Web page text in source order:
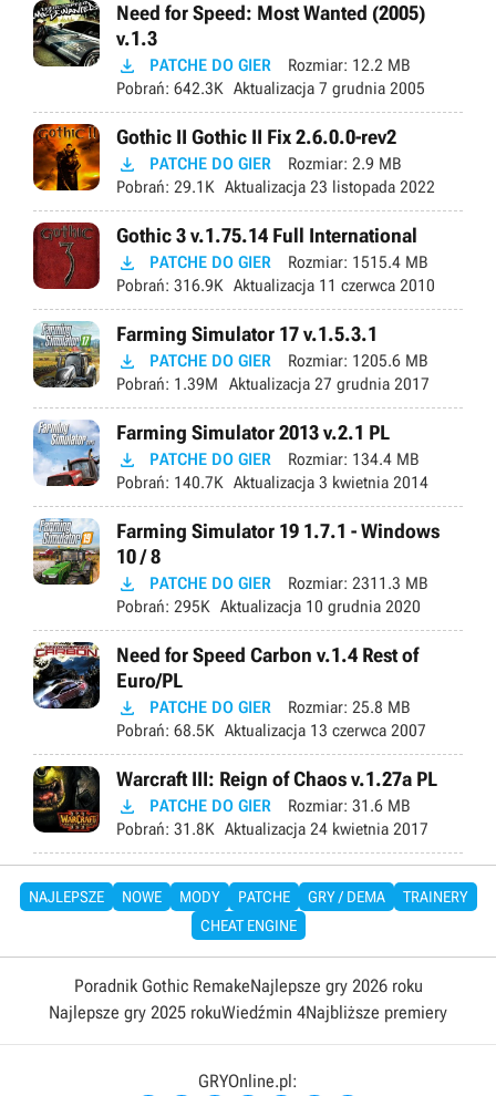
Need for Speed: Most Wanted (2005)
v.1.3
 PATCHE DO GIER Rozmiar: 12.2 MB
Pobrań: 642.3K Aktualizacja 7 grudnia 2005
Gothic II Gothic II Fix 2.6.0.0-rev2
 PATCHE DO GIER Rozmiar: 2.9 MB
Pobrań: 29.1K Aktualizacja 23 listopada 2022
Gothic 3 v.1.75.14 Full International
 PATCHE DO GIER Rozmiar: 1515.4 MB
Pobrań: 316.9K Aktualizacja 11 czerwca 2010
Farming Simulator 17 v.1.5.3.1
 PATCHE DO GIER Rozmiar: 1205.6 MB
Pobrań: 1.39M Aktualizacja 27 grudnia 2017
Farming Simulator 2013 v.2.1 PL
 PATCHE DO GIER Rozmiar: 134.4 MB
Pobrań: 140.7K Aktualizacja 3 kwietnia 2014
Farming Simulator 19 1.7.1 - Windows
10 / 8
 PATCHE DO GIER Rozmiar: 2311.3 MB
Pobrań: 295K Aktualizacja 10 grudnia 2020
Need for Speed Carbon v.1.4 Rest of
Euro/PL
 PATCHE DO GIER Rozmiar: 25.8 MB
Pobrań: 68.5K Aktualizacja 13 czerwca 2007
Warcraft III: Reign of Chaos v.1.27a PL
 PATCHE DO GIER Rozmiar: 31.6 MB
Pobrań: 31.8K Aktualizacja 24 kwietnia 2017
NAJLEPSZE NOWE MODY PATCHE GRY / DEMA
TRAINERY
CHEAT ENGINE
Poradnik Gothic RemakeNajlepsze gry 2026 roku
Najlepsze gry 2025 rokuWiedźmin 4Najbliższe premiery
GRYOnline.pl: